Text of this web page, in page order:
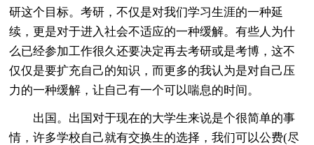
研这个目标。考研，不仅是对我们学习生涯的一种延
续，更是对于进入社会不适应的一种缓解。有些人为什
么已经参加工作很久还要决定再去考研或是考博，这不
仅仅是要扩充自己的知识，而更多的我认为是对自己压
力的一种缓解，让自己有一个可以喘息的时间。
出国。出国对于现在的大学生来说是个很简单的事
情，许多学校自己就有交换生的选择，我们可以公费(尽